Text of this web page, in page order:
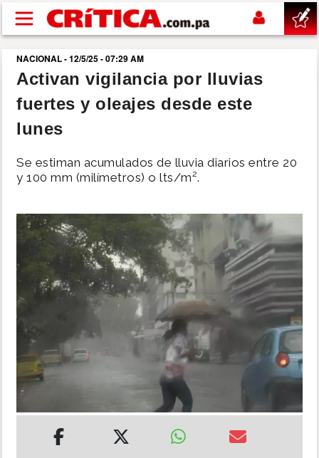
Pasar al contenido principal
buscar
SUCESOS
POLÍTICA
SHOW
DEPORTES
MUNDO
INSÓLITAS
MULTIMEDIA
NACIONAL - 12/5/25 - 07:29 AM
Activan vigilancia por lluvias
fuertes y oleajes desde este
lunes
Se estiman acumulados de lluvia diarios entre 20
y 100 mm (milímetros) o lts/m².